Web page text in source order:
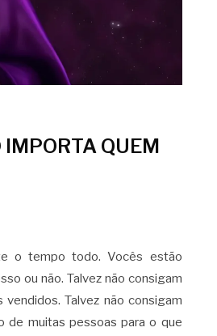
IMPORTA QUEM
o tempo todo. Vocês estão
ou não. Talvez não consigam
Talvez não consigam
de muitas pessoas para o que